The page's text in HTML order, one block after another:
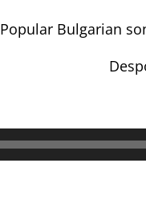
Popular Bulgarian